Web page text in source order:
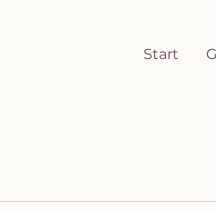
Start